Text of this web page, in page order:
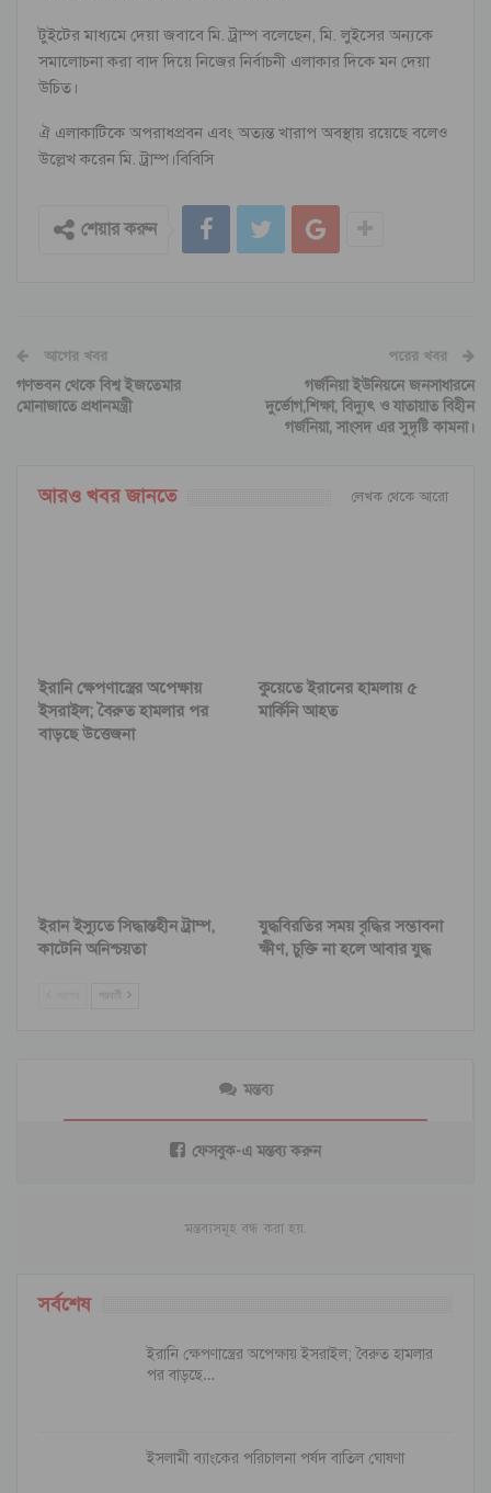
টুইটের মাধ্যমে দেয়া জবাবে মি. ট্রাম্প বলেছেন, মি. লুইসের অন্যকে
সমালোচনা করা বাদ দিয়ে নিজের নির্বাচনী এলাকার দিকে মন দেয়া
উচিত।
ঐ এলাকাটিকে অপরাধপ্রবন এবং অত্যন্ত খারাপ অবস্থায় রয়েছে বলেও
উল্লেখ করেন মি. ট্রাম্প।বিবিসি
শেয়ার করুন
আগের খবর
গণভবন থেকে বিশ্ব ইজতেমার
মোনাজাতে প্রধানমন্ত্রী
পরের খবর
গর্জনিয়া ইউনিয়নে জনসাধারনে
দুর্ভোগ,শিক্ষা, বিদ্যুৎ ও যাতায়াত বিহীন
গর্জনিয়া, সাংসদ এর সুদৃষ্টি কামনা।
আরও খবর জানতে লেখক থেকে আরো
ইরানি ক্ষেপণাস্ত্রের অপেক্ষায়
ইসরাইল; বৈরুত হামলার পর
বাড়ছে উত্তেজনা
কুয়েতে ইরানের হামলায় ৫
মার্কিনি আহত
ইরান ইস্যুতে সিদ্ধান্তহীন ট্রাম্প,
কাটেনি অনিশ্চয়তা
যুদ্ধবিরতির সময় বৃদ্ধির সম্ভাবনা
ক্ষীণ, চুক্তি না হলে আবার যুদ্ধ
পরবর্তী
মন্তব্য
ফেসবুক-এ মন্তব্য করুন
মন্তব্যসমূহ বন্ধ করা হয়.
সর্বশেষ
ইরানি ক্ষেপণাস্ত্রের অপেক্ষায় ইসরাইল; বৈরুত হামলার
পর বাড়ছে…
ইসলামী ব্যাংকের পরিচালনা পর্ষদ বাতিল ঘোষণা